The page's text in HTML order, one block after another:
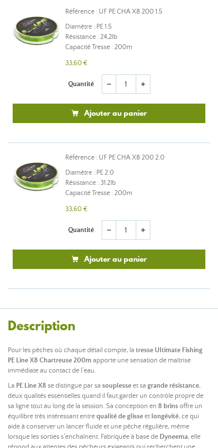
Référence : UF PE CHA X8 200 1.5
Diamètre : PE 1.5
Résistance : 24,2lb
Capacité Tresse : 200m
33,60 €
Quantité remove add
Ajouter au panier
Référence : UF PE CHA X8 200 2.0
Diamètre : PE 2.0
Résistance : 31.2lb
Capacité Tresse : 200m
33,60 €
Quantité remove add
Ajouter au panier
Description
Pour les pêches où chaque détail compte, la tresse Ultimate Fishing
PE Line X8 Chartreuse 200m apporte une sensation de maîtrise
immédiate au contact de l’eau.
La PE Line X8 se distingue par sa souplesseet sa grande résistance,
deux qualités essentielles quand il faut garder un contrôle propre de
sa ligne tout au long de la session. Sa conception en 8 brinsoffre un
équilibre très intéressant entrequalité de glisseet longévité, ce qui
aide à conserver un lancer fluide et une pêche régulière, même
lorsque les sorties s’enchaînent. Fabriquée à base de Dyneema, elle